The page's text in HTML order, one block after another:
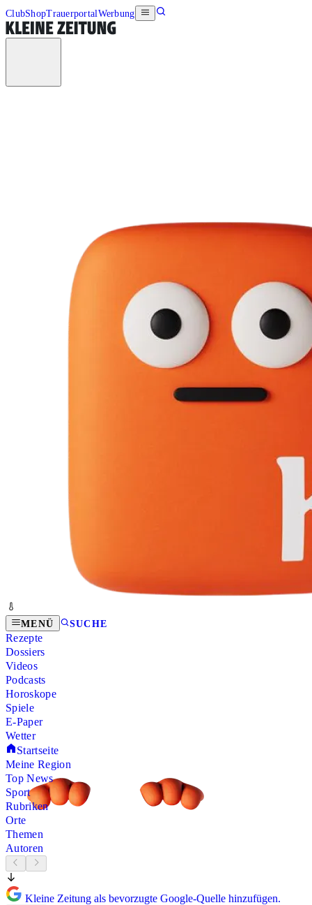
ClubShopTrauerportalWerbung
MENÜ SUCHE
Rezepte
Dossiers
Videos
Podcasts
Horoskope
Spiele
E-Paper
Wetter
Startseite
Meine Region
Top News
Sport
Rubriken
Orte
Themen
Autoren
Kleine Zeitung als bevorzugte Google-Quelle hinzufügen.